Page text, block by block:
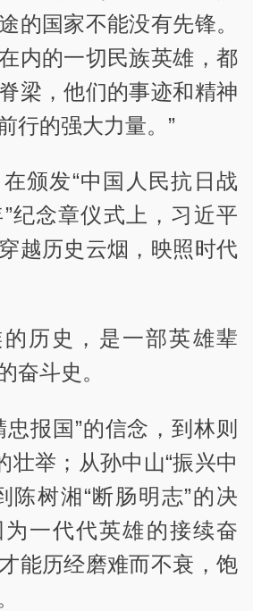
的国家不能没有先锋。
内的一切民族英雄，都
梁，他们的事迹和精神
行的强大力量。”
颁发“中国人民抗日战
纪念章仪式上，习近平
越历史云烟，映照时代
历史，是一部英雄辈
奋斗史。
忠报国”的信念，到林则
壮举；从孙中山“振兴中
陈树湘“断肠明志”的决
一代代英雄的接续奋
能历经磨难而不衰，饱